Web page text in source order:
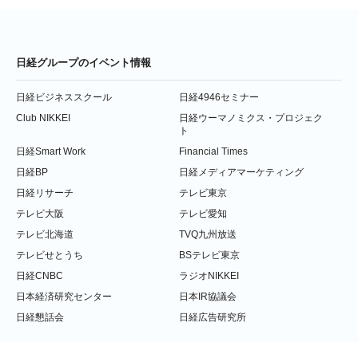
日経グループのイベント情報
日経ビジネススクール
日経4946セミナー
Club NIKKEI
日経ウーマノミクス・プロジェク
ト
日経Smart Work
Financial Times
日経BP
日経メディアマーケティング
日経リサーチ
テレビ東京
テレビ大阪
テレビ愛知
テレビ北海道
TVQ九州放送
テレビせとうち
BSテレビ東京
日経CNBC
ラジオNIKKEI
日本経済研究センター
日本IR協議会
日経懇話会
日経広告研究所